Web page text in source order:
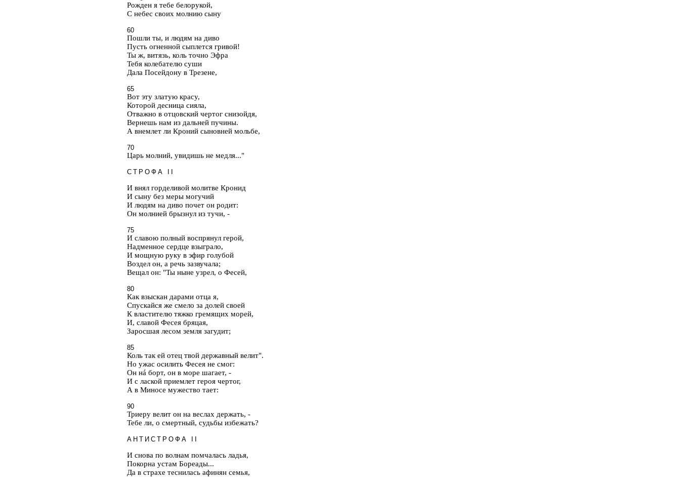
Рожден я тебе белорукой,
С небес своих молнию сыну
60
Пошли ты, и людям на диво
Пусть огненной сыплется гривой!
Ты ж, витязь, коль точно Эфра
Тебя колебателю суши
Дала Посейдону в Трезене,
65
Вот эту златую красу,
Которой десница сияла,
Отважно в отцовский чертог снизойдя,
Вернешь нам из дальней пучины.
А внемлет ли Кроний сыновней мольбе,
70
Царь молний, увидишь не медля..."
СТРОФА II
И внял горделивой молитве Кронид
И сыну без меры могучий
И людям на диво почет он родит:
Он молнией брызнул из тучи, -
75
И славою полный воспрянул герой,
Надменное сердце взыграло,
И мощную руку в эфир голубой
Воздел он, а речь зазвучала;
Вещал он: "Ты ныне узрел, о Фесей,
80
Как взыскан дарами отца я,
Спускайся же смело за долей своей
К властителю тяжко гремящих морей,
И, славой Фесея бряцая,
Заросшая лесом земля загудит;
85
Коль так ей отец твой державный велит".
Но ужас осилить Фесея не смог:
Он нá борт, он в море шагает, -
И с лаской приемлет героя чертог,
А в Миносе мужество тает:
90
Триеру велит он на веслах держать, -
Тебе ли, о смертный, судьбы избежать?
АНТИСТРОФА II
И снова по волнам помчалась ладья,
Покорна устам Бореады...
Да в страхе теснилась афинян семья,